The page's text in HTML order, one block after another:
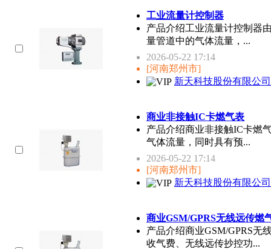
工业流量计控制器
产品介绍工业流量计控制器
量管道中的气体流量，...
2026-05-22 17:14
[河南郑州市]
新天科技股份有限公司
商业非接触IC卡燃气表
产品介绍商业非接触IC卡燃
气体流量，同时具有预...
2026-05-22 17:14
[河南郑州市]
新天科技股份有限公司
商业GSM/GPRS无线远传燃
产品介绍商业GSM/GPRS无
收气费、无线远传抄控功...